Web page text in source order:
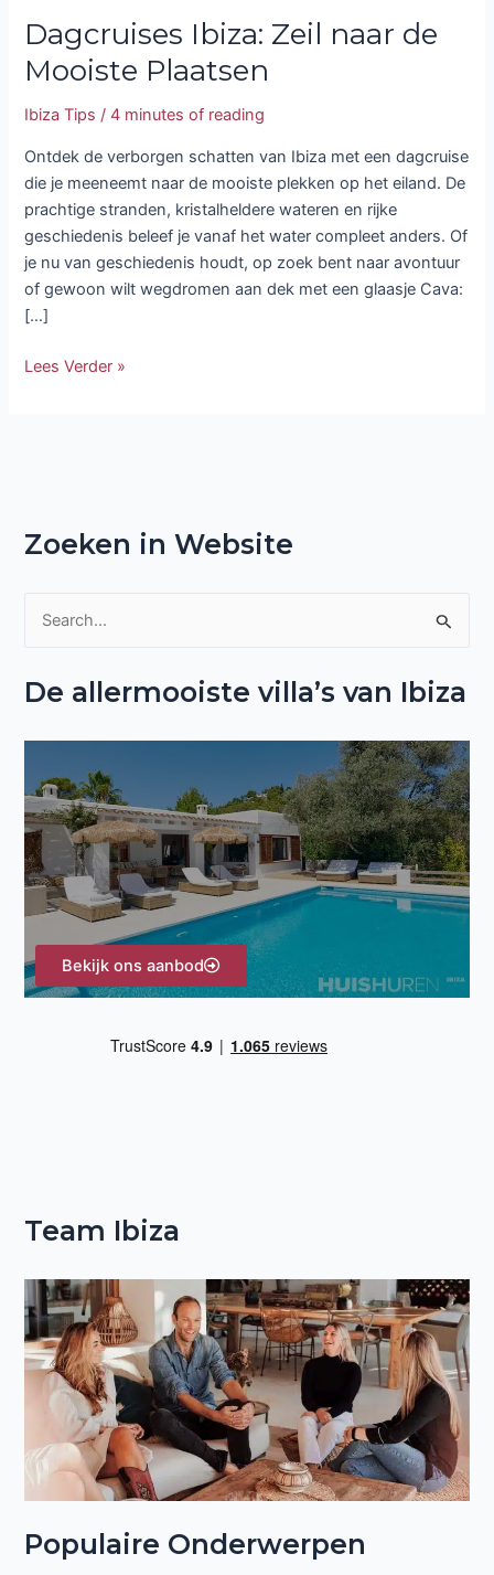
Dagcruises Ibiza: Zeil naar de
Mooiste Plaatsen
Ibiza Tips /4 minutes of reading
Ontdek de verborgen schatten van Ibiza met een dagcruise
die je meeneemt naar de mooiste plekken op het eiland. De
prachtige stranden, kristalheldere wateren en rijke
geschiedenis beleef je vanaf het water compleet anders. Of
je nu van geschiedenis houdt, op zoek bent naar avontuur
of gewoon wilt wegdromen aan dek met een glaasje Cava:
[…]
Lees Verder »
Zoeken in Website
e
a
r
:
De allermooiste villa’s van Ibiza
Bekijk ons aanbod
Team Ibiza
Populaire Onderwerpen